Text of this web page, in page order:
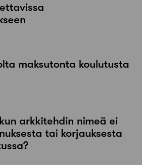
maksutonta koulutusta
arkkitehdin nimeä ei
tai korjauksesta